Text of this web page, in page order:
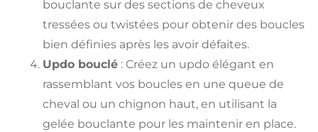
bouclante sur des sections de cheveux
tressées ou twistées pour obtenir des boucles
bien définies après les avoir défaites.
Updo bouclé : Créez un updo élégant en
rassemblant vos boucles en une queue de
cheval ou un chignon haut, en utilisant la
gelée bouclante pour les maintenir en place.